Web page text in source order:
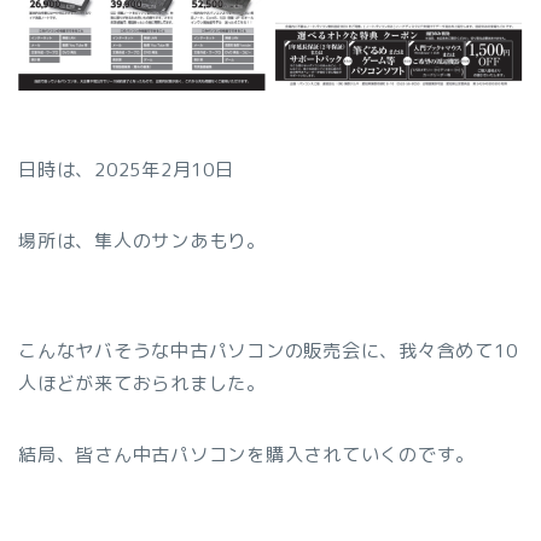
日時は、2025年2月10日
場所は、隼人のサンあもり。
こんなヤバそうな中古パソコンの販売会に、我々含めて10
人ほどが来ておられました。
結局、皆さん中古パソコンを購入されていくのです。